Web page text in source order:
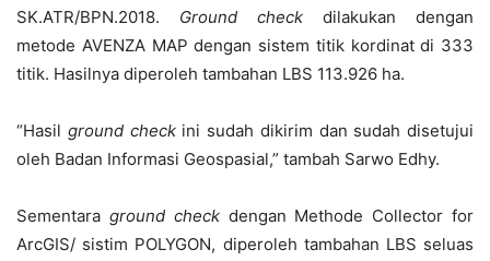
SK.ATR/BPN.2018. Ground check dilakukan dengan
metode AVENZA MAP dengan sistem titik kordinat di 333
titik. Hasilnya diperoleh tambahan LBS 113.926 ha.
“Hasil ground checkini sudah dikirim dan sudah disetujui
oleh Badan Informasi Geospasial,” tambah Sarwo Edhy.
Sementara ground checkdengan Methode Collector for
ArcGIS/ sistim POLYGON, diperoleh tambahan LBS seluas